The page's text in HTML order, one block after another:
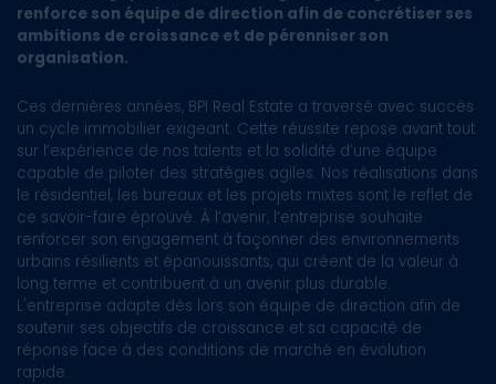
renforce son équipe de direction afin de concrétiser ses
ambitions de croissance et de pérenniser son
organisation.
Ces dernières années, BPI Real Estate a traversé avec succès
un cycle immobilier exigeant. Cette réussite repose avant tout
sur l’expérience de nos talents et la solidité d’une équipe
capable de piloter des stratégies agiles. Nos réalisations dans
le résidentiel, les bureaux et les projets mixtes sont le reflet de
ce savoir-faire éprouvé. À l’avenir, l’entreprise souhaite
renforcer son engagement à façonner des environnements
urbains résilients et épanouissants, qui créent de la valeur à
long terme et contribuent à un avenir plus durable.
L'entreprise adapte dès lors son équipe de direction afin de
soutenir ses objectifs de croissance et sa capacité de
réponse face à des conditions de marché en évolution
rapide.